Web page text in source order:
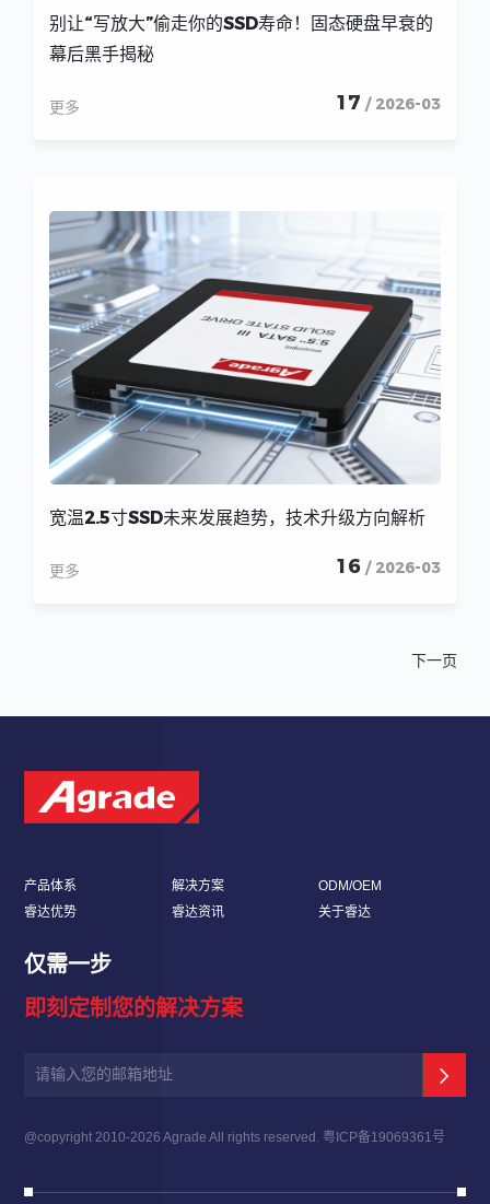
别让“写放大”偷走你的SSD寿命！固态硬盘早衰的
幕后黑手揭秘
更多 17 / 2026-03
宽温2.5寸SSD未来发展趋势，技术升级方向解析
更多 16 / 2026-03
下一页
产品体系 解决方案
ODM/OEM
睿达优势
睿达资讯 关于睿达
仅需一步
即刻定制您的解决方案
@copyright 2010-2026 Agrade All rights reserved. 粤ICP备19069361号